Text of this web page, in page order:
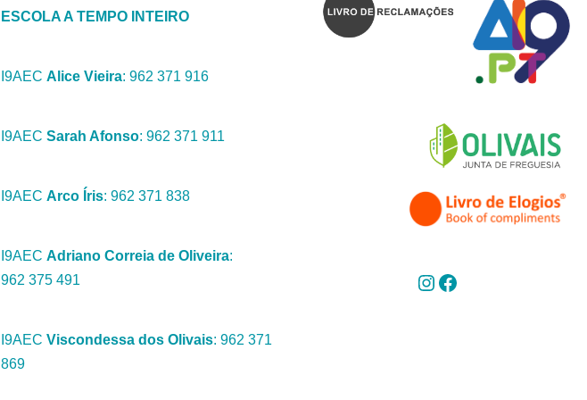
ESCOLA A TEMPO INTEIRO
I9AEC Alice Vieira: 962 371 916
I9AEC Sarah Afonso: 962 371 911
I9AEC Arco Íris: 962 371 838
I9AEC Adriano Correia de Oliveira:
962 375 491
I9AEC Viscondessa dos Olivais: 962 371
869